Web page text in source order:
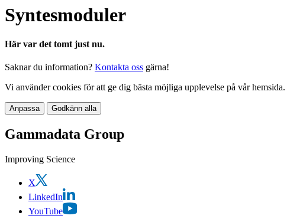
Syntesmoduler
Här var det tomt just nu.
Saknar du information? Kontakta oss gärna!
Vi använder cookies för att ge dig bästa möjliga upplevelse på vår hemsida.
Anpassa Godkänn alla
Gammadata Group
Improving Science
X
LinkedIn
YouTube